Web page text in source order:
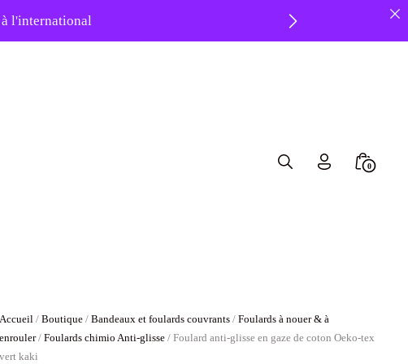
l'international
Search
0
Accueil /Boutique /Bandeaux et foulards couvrants /Foulards à nouer & à
enrouler/Foulards chimio Anti-glisse / Foulard anti-glisse en gaze de coton Oeko-tex
vert kaki